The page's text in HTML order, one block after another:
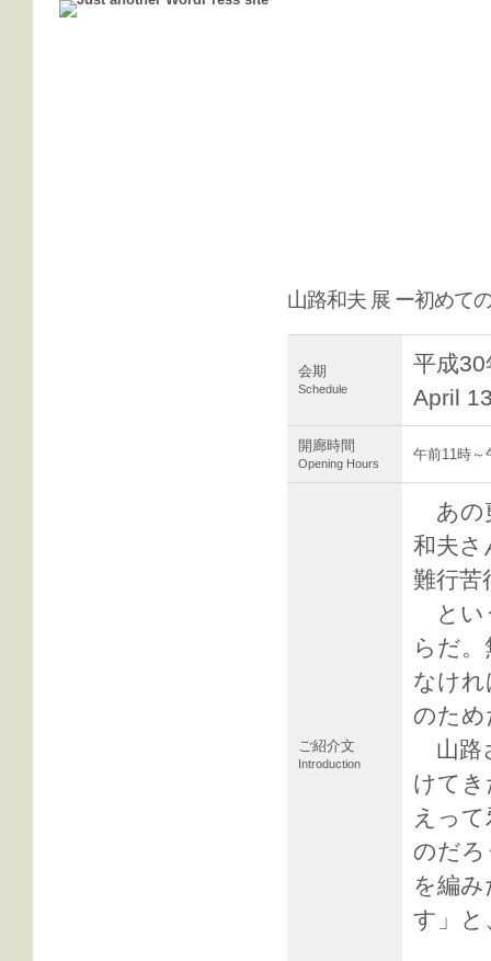
山路和夫 展 ー初めて
会期
Schedule
平成
April
開廊時間
Opening Hours
午前11時～
ご紹介文
Introduction
あの
和夫さ
難行苦
とい
らだ
なけれ
のため
山路
けて
えっ
のだろ
を編
す」と